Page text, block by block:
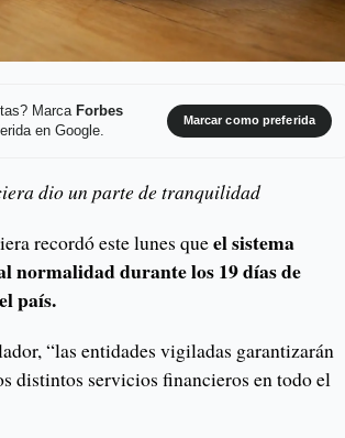
Marca Forbes
en Google.
Marcar como preferida
dio un parte de tranquilidad
recordó este lunes queel sistema
normalidad durante los 19 días de
país.
“las entidades vigiladas garantizarán
distintos servicios financieros en todo el